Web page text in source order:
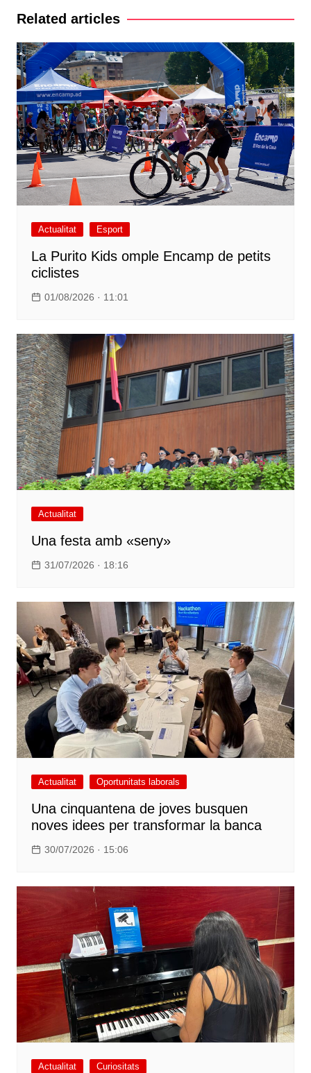
Related articles
Actualitat Esport
La Purito Kids omple Encamp de petits
ciclistes
01/08/2026 · 11:01
Actualitat
Una festa amb «seny»
31/07/2026 · 18:16
Actualitat Oportunitats laborals
Una cinquantena de joves busquen
noves idees per transformar la banca
30/07/2026 · 15:06
Actualitat Curiositats